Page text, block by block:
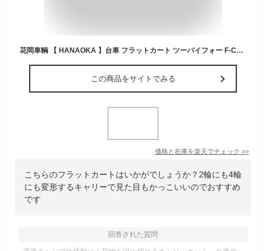
花岡車輌 【 HANAOKA 】台車 フラットカート ツーバイフォー F-CART 2x4 BLACK ブラック 黒 耐荷重70kg～120kg【2輪キャリー 4輪キャリー 折りたたみ 荷台 ワゴン キャリーカート アウトドア】 【あす楽対応】【メール便不可】[自社倉庫]
この商品をサイトでみる
価格と在庫を楽天でチェック >>
こちらのフラットカートはいかがでしょうか？2輪にも4輪
にも変形するキャリーで見た目もかっこいいのでおすすめ
です
回答された質問